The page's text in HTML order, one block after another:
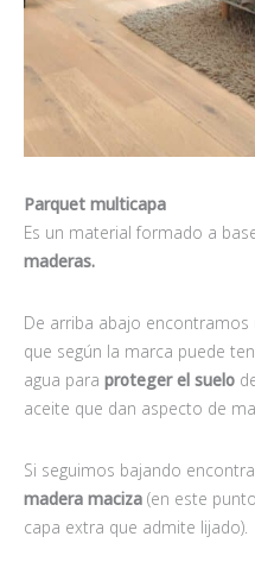
Parquet multicapa
Es un material formado a
maderas.
De arriba abajo encontramos
que según la marca puede
agua para proteger el suelo
aceite que dan aspecto de
Si seguimos bajando
madera maciza (en este
capa extra que admite lijado).